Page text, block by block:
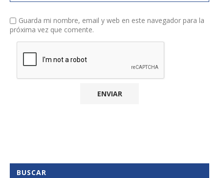
Guarda mi nombre, email y web en este navegador para la
próxima vez que comente.
BUSCAR